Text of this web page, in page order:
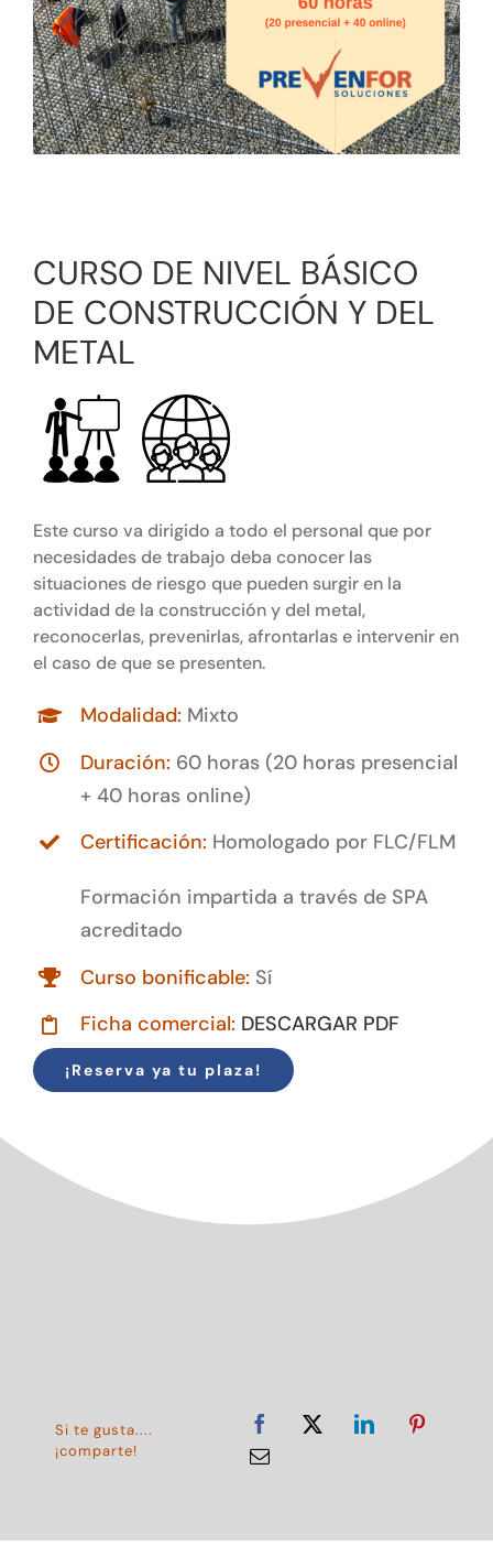
Tienda online
Contacto
CURSO DE NIVEL BÁSICO
DE CONSTRUCCIÓN Y DEL
METAL
Este curso va dirigido a todo el personal que por
necesidades de trabajo deba conocer las
situaciones de riesgo que pueden surgir en la
actividad de la construcción y del metal,
reconocerlas, prevenirlas, afrontarlas e intervenir en
el caso de que se presenten.
Modalidad: Mixto
Duración: 60 horas (20 horas presencial
+ 40 horas online)
Certificación: Homologado por FLC/FLM
Formación impartida a través de SPA
acreditado
Curso bonificable: Sí
Ficha comercial: DESCARGAR PDF
¡Reserva ya tu plaza!
Si te gusta....
¡comparte!